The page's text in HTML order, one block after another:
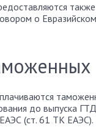
о
до выпуска
(ст. 61 ТК ЕАЭС).